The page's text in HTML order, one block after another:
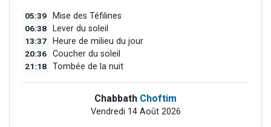
05:39 Mise des Téfilines
06:38 Lever du soleil
13:37 Heure de milieu du jour
20:36 Coucher du soleil
21:18 Tombée de la nuit
Chabbath Choftim
Vendredi 14 Août 2026